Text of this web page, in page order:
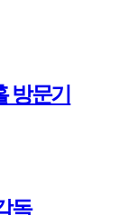
방문기
독